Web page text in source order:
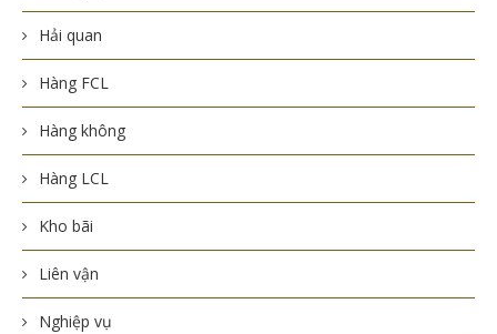
Hải quan
Hàng FCL
Hàng không
Hàng LCL
Kho bãi
Liên vận
Nghiệp vụ